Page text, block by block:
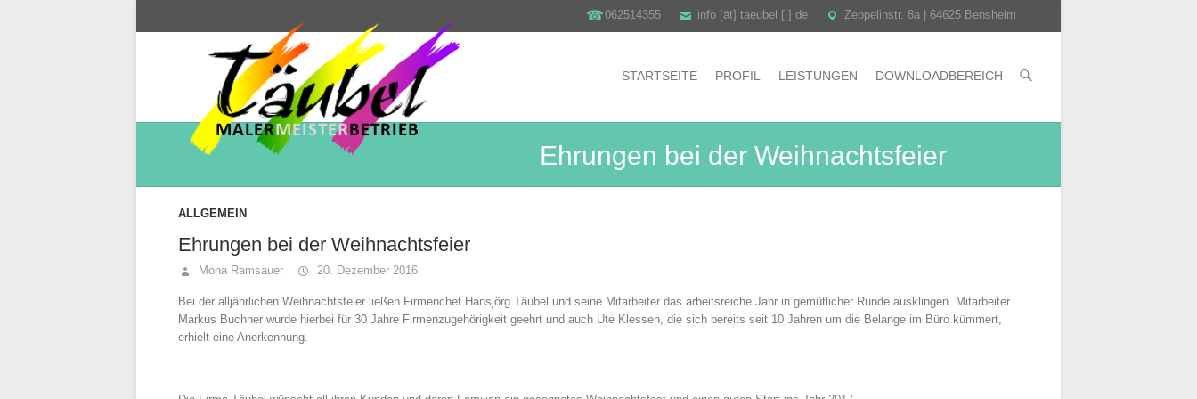
062514355 info [ät] taeubel [.] de Zeppelinstr. 8a | 64625 Bensheim
STARTSEITE PROFIL LEISTUNGEN DOWNLOADBEREICH
Ehrungen bei der Weihnachtsfeier
ALLGEMEIN
Ehrungen bei der Weihnachtsfeier
Mona Ramsauer 20. Dezember 2016
Bei der alljährlichen Weihnachtsfeier ließen Firmenchef Hansjörg Täubel und seine Mitarbeiter das arbeitsreiche Jahr in gemütlicher Runde ausklingen. Mitarbeiter
Markus Buchner wurde hierbei für 30 Jahre Firmenzugehörigkeit geehrt und auch Ute Klessen, die sich bereits seit 10 Jahren um die Belange im Büro kümmert,
erhielt eine Anerkennung.